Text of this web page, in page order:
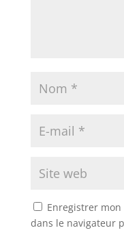
Enregistrer
dans le navigateur